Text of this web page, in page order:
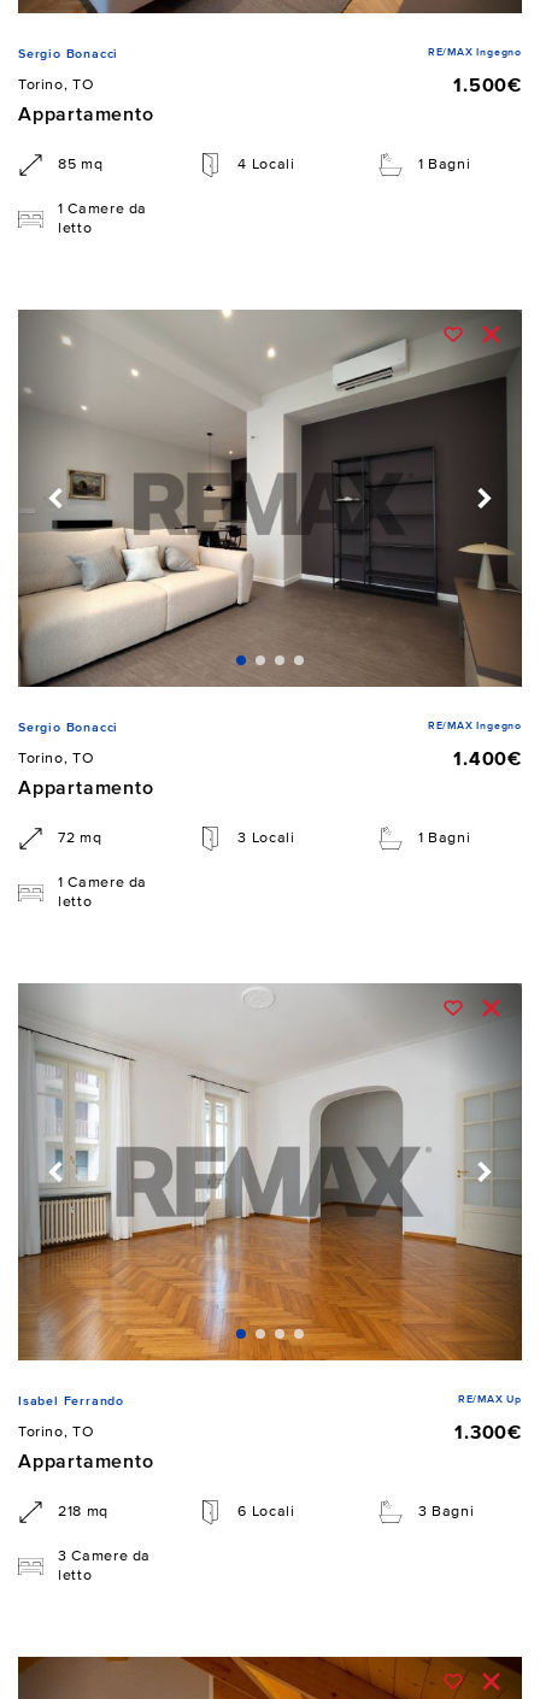
Sergio Bonacci RE/MAX Ingegno
Torino, TO
1.500€
Appartamento
85 mq 4 Locali 1 Bagni
1 Camere da
letto
Sergio Bonacci RE/MAX Ingegno
Torino, TO
1.400€
Appartamento
72 mq 3 Locali 1 Bagni
1 Camere da
letto
Isabel Ferrando RE/MAX Up
Torino, TO
1.300€
Appartamento
218 mq 6 Locali 3 Bagni
3 Camere da
letto